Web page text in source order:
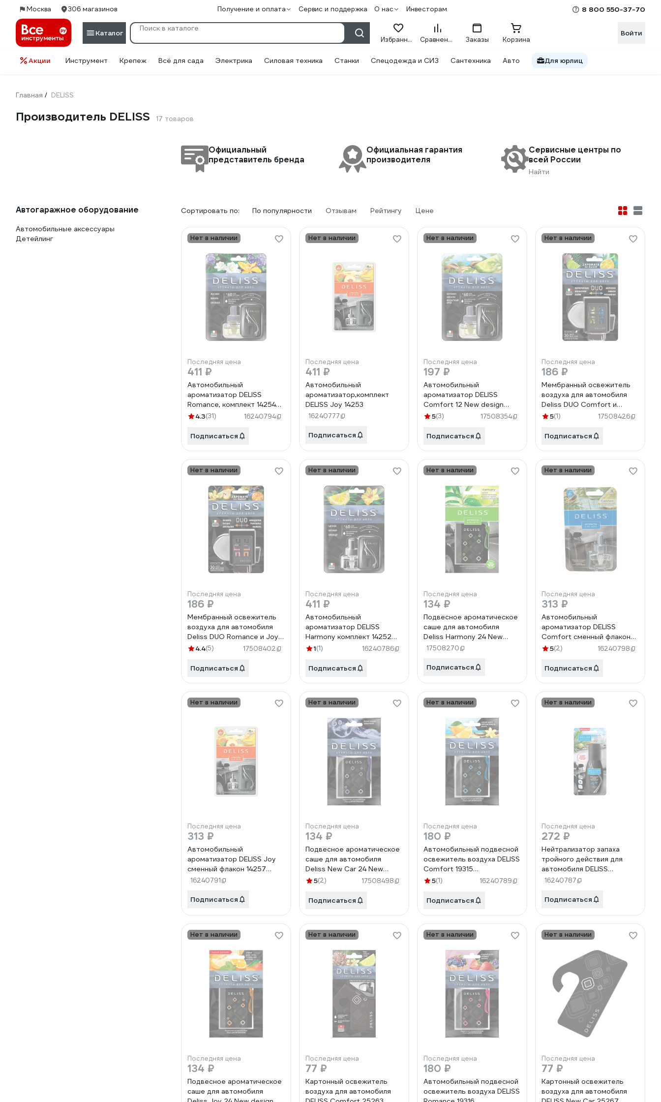
Москва 306 магазинов Получение и оплата Сервис и поддержка О нас Инвесторам 8 800 550-37-70
Каталог
Избранное Сравнение Заказы Корзина
Войти
Акции Инструмент Крепеж Всё для сада Электрика Силовая техника Станки Спецодежда и СИЗ Сантехника Авто Для юрлиц
Главная / DELISS
Производитель DELISS 17 товаров
Официальный
представитель бренда
Официальная гарантия
производителя
Сервисные центры по
всей России
Найти
Автогаражное оборудование
Автомобильные аксессуары
Детейлинг
Сортировать по: По популярности Отзывам Рейтингу Цене
Нет в наличии
Последняя цена
411 ₽
Автомобильный
ароматизатор DELISS
Romance, комплект 14254
AUTOC008.02/01
4.3(31) 16240794
Подписаться
Нет в наличии
Последняя цена
411 ₽
Автомобильный
ароматизатор,комплект
DELISS Joy 14253
16240777
Подписаться
Нет в наличии
Последняя цена
197 ₽
Автомобильный
ароматизатор DELISS
Comfort 12 New design
комплект AUTOC008.01/01
5(3) 17508354
Подписаться
Нет в наличии
Последняя цена
186 ₽
Мембранный освежитель
воздуха для автомобиля
Deliss DUO Comfort и
Harmony 2 аромата
5(1) 17508426
Подписаться
Нет в наличии
Последняя цена
186 ₽
Мембранный освежитель
воздуха для автомобиля
Deliss DUO Romance и Joy 2
аромата AUTOD004.03/01
4.4(5) 17508402
Подписаться
Нет в наличии
Последняя цена
411 ₽
Автомобильный
ароматизатор DELISS
Harmony комплект 14252
AUTOC008.04/01
1(1) 16240786
Подписаться
Нет в наличии
Последняя цена
134 ₽
Подвесное ароматическое
саше для автомобиля
Deliss Harmony 24 New
design A AUTOS006.04/01
17508270
Подписаться
Нет в наличии
Последняя цена
313 ₽
Автомобильный
ароматизатор DELISS
Comfort сменный флакон
14255 AUTOR008.01/01
5(2) 16240798
Подписаться
Нет в наличии
Последняя цена
313 ₽
Автомобильный
ароматизатор DELISS Joy
сменный флакон 14257
AUTOR008.03/01
16240791
Подписаться
Нет в наличии
Последняя цена
134 ₽
Подвесное ароматическое
саше для автомобиля
Deliss New Car 24 New
design A AUTOS006.05/01
5(2) 17508498
Подписаться
Нет в наличии
Последняя цена
180 ₽
Автомобильный подвесной
освежитель воздуха DELISS
Comfort 19315
AUTOS006.01/01
5(1) 16240789
Подписаться
Нет в наличии
Последняя цена
272 ₽
Нейтрализатор запаха
тройного действия для
автомобиля DELISS
Comfort 25272
16240787
Подписаться
Нет в наличии
Последняя цена
134 ₽
Подвесное ароматическое
саше для автомобиля
Нет в наличии
Последняя цена
77 ₽
Картонный освежитель
воздуха для автомобиля
Нет в наличии
Последняя цена
180 ₽
Автомобильный подвесной
освежитель воздуха DELISS
Нет в наличии
Последняя цена
77 ₽
Картонный освежитель
воздуха для автомобиля